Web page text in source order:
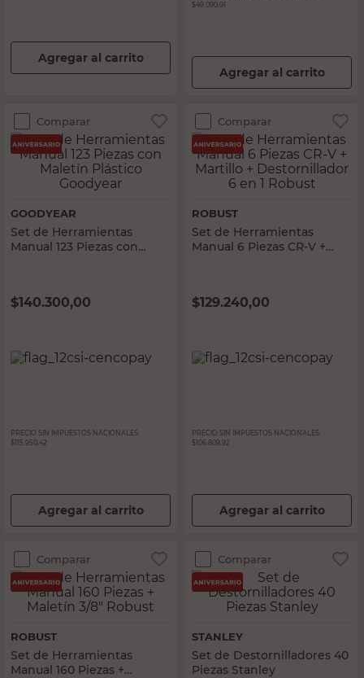
Agregar al carrito
$49.090,91
Agregar al carrito
Comparar
GOODYEAR
Set de Herramientas
Manual 123 Piezas con
$140.300,00
PRECIO SIN IMPUESTOS NACIONALES:
$115.950,42
Agregar al carrito
Comparar
ROBUST
Set de Herramientas
Manual 6 Piezas CR-V +
$129.240,00
PRECIO SIN IMPUESTOS NACIONALES:
$106.809,92
Agregar al carrito
Comparar
ROBUST
Set de Herramientas
Manual 160 Piezas +
Comparar
STANLEY
Set de Destornilladores 40
Piezas Stanley